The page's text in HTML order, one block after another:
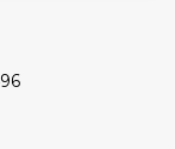
96